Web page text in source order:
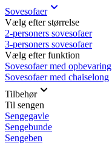
Sovesofaer
Vælg efter størrelse
2-personers sovesofaer
3-personers sovesofaer
Vælg efter funktion
Sovesofaer med opbevaring
Sovesofaer med chaiselong
Tilbehør
Til sengen
Sengegavle
Sengebunde
Sengeben